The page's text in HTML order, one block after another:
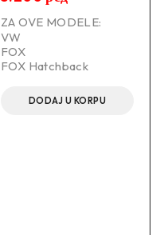
ZA OVE MODELE:
VW
FOX
FOX Hatchback
DODAJ U KORPU